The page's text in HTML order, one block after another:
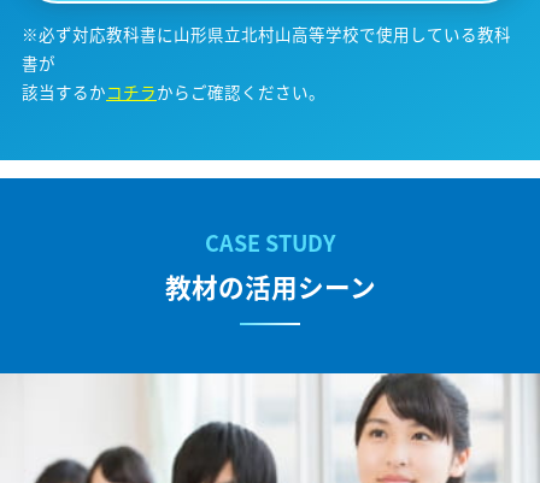
※必ず対応教科書に山形県立北村山高等学校で使用している教科
書が
該当するかコチラからご確認ください。
教材の活用シーン